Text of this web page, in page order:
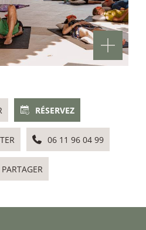
RÉSERVEZ
06 11 96 04 99
PARTAGER